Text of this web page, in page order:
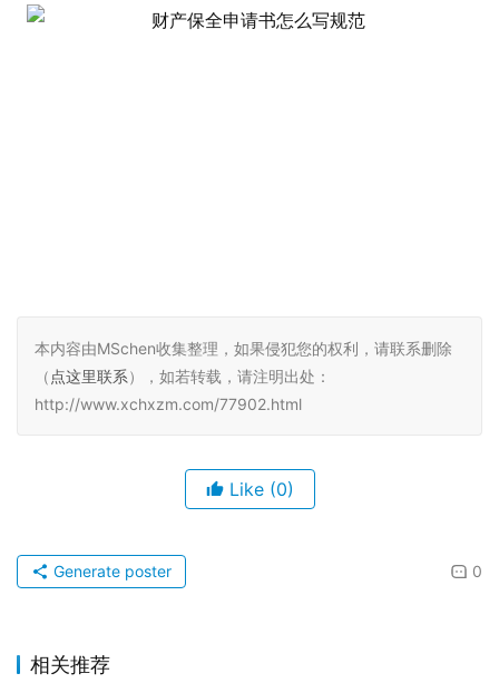
本内容由MSchen收集整理，如果侵犯您的权利，请联系删除
（ 点这里联系），如若转载，请注明出处：
http://www.xchxzm.com/77902.html
Like (0)
0
Generate poster
相关推荐